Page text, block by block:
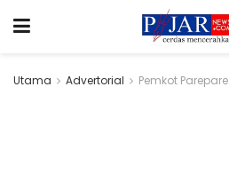
Utama Advertorial Pemkot Parepare